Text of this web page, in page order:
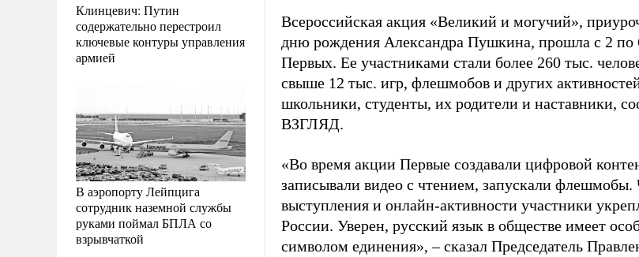
Клинцевич: Путин
содержательно перестроил
ключевые контуры управления
армией
В аэропорту Лейпцига
сотрудник наземной службы
руками поймал БПЛА со
взрывчаткой
Всероссийская акция «Великий и могучий»,
дню рождения Александра Пушкина, прошла с 2
Первых. Ее участниками стали более 260 тыс.
свыше 12 тыс. игр, флешмобов и других
школьники, студенты, их родители и наставники,
ВЗГЛЯД.
«Во время акции Первые создавали цифровой
записывали видео с чтением, запускали
выступления и онлайн-активности участники
России. Уверен, русский язык в обществе имеет
символом единения», – сказал Председатель